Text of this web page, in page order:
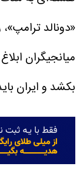
«دونالد
بکشد و ایران